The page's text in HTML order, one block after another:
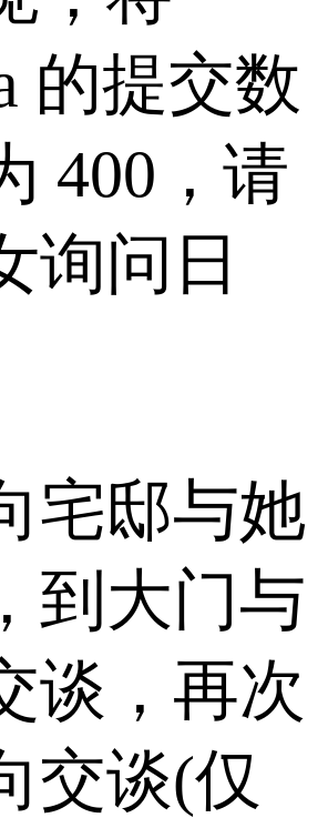
的提交数
400，请
询问日
宅邸与她
到大门与
谈，再次
交谈(仅